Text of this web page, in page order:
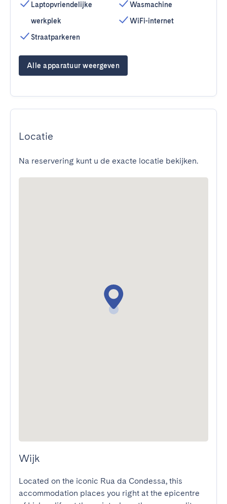
Laptopvriendelijke
werkplek
Straatparkeren
Wasmachine
WiFi-internet
Alle apparatuur weergeven
Locatie
Na reservering kunt u de exacte locatie bekijken.
Wijk
Located on the iconic Rua da Condessa, this
accommodation places you right at the epicentre